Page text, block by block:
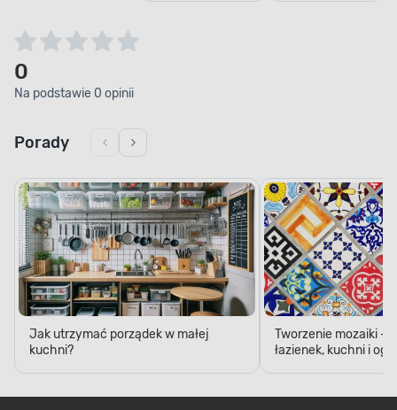
0
Na podstawie 0 opinii
Porady
Jak utrzymać porządek w małej
kuchni?
Tworzenie mozaiki -
łazienek, kuchni i